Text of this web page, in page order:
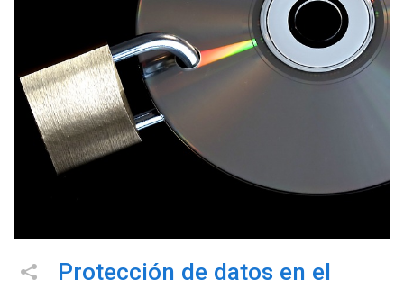
Protección de datos en el